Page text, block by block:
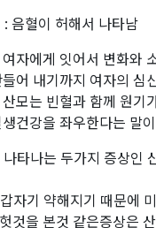
음혈이 허해서 나타남
자에게 잇어서 변화와
어 내기까지 여자의
모는 빈혈과 함께 원
건강을 좌우한다는 말
타나는 두가지 증상인
자기 약해지기 때문에
것을 본것 같은증상은